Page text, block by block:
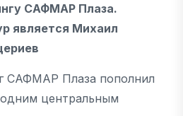
САФМАР Плаза.
является Михаил
САФМАР Плаза пополнил
центральным